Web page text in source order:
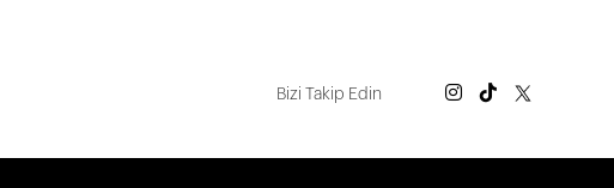
Bizi Takip Edin